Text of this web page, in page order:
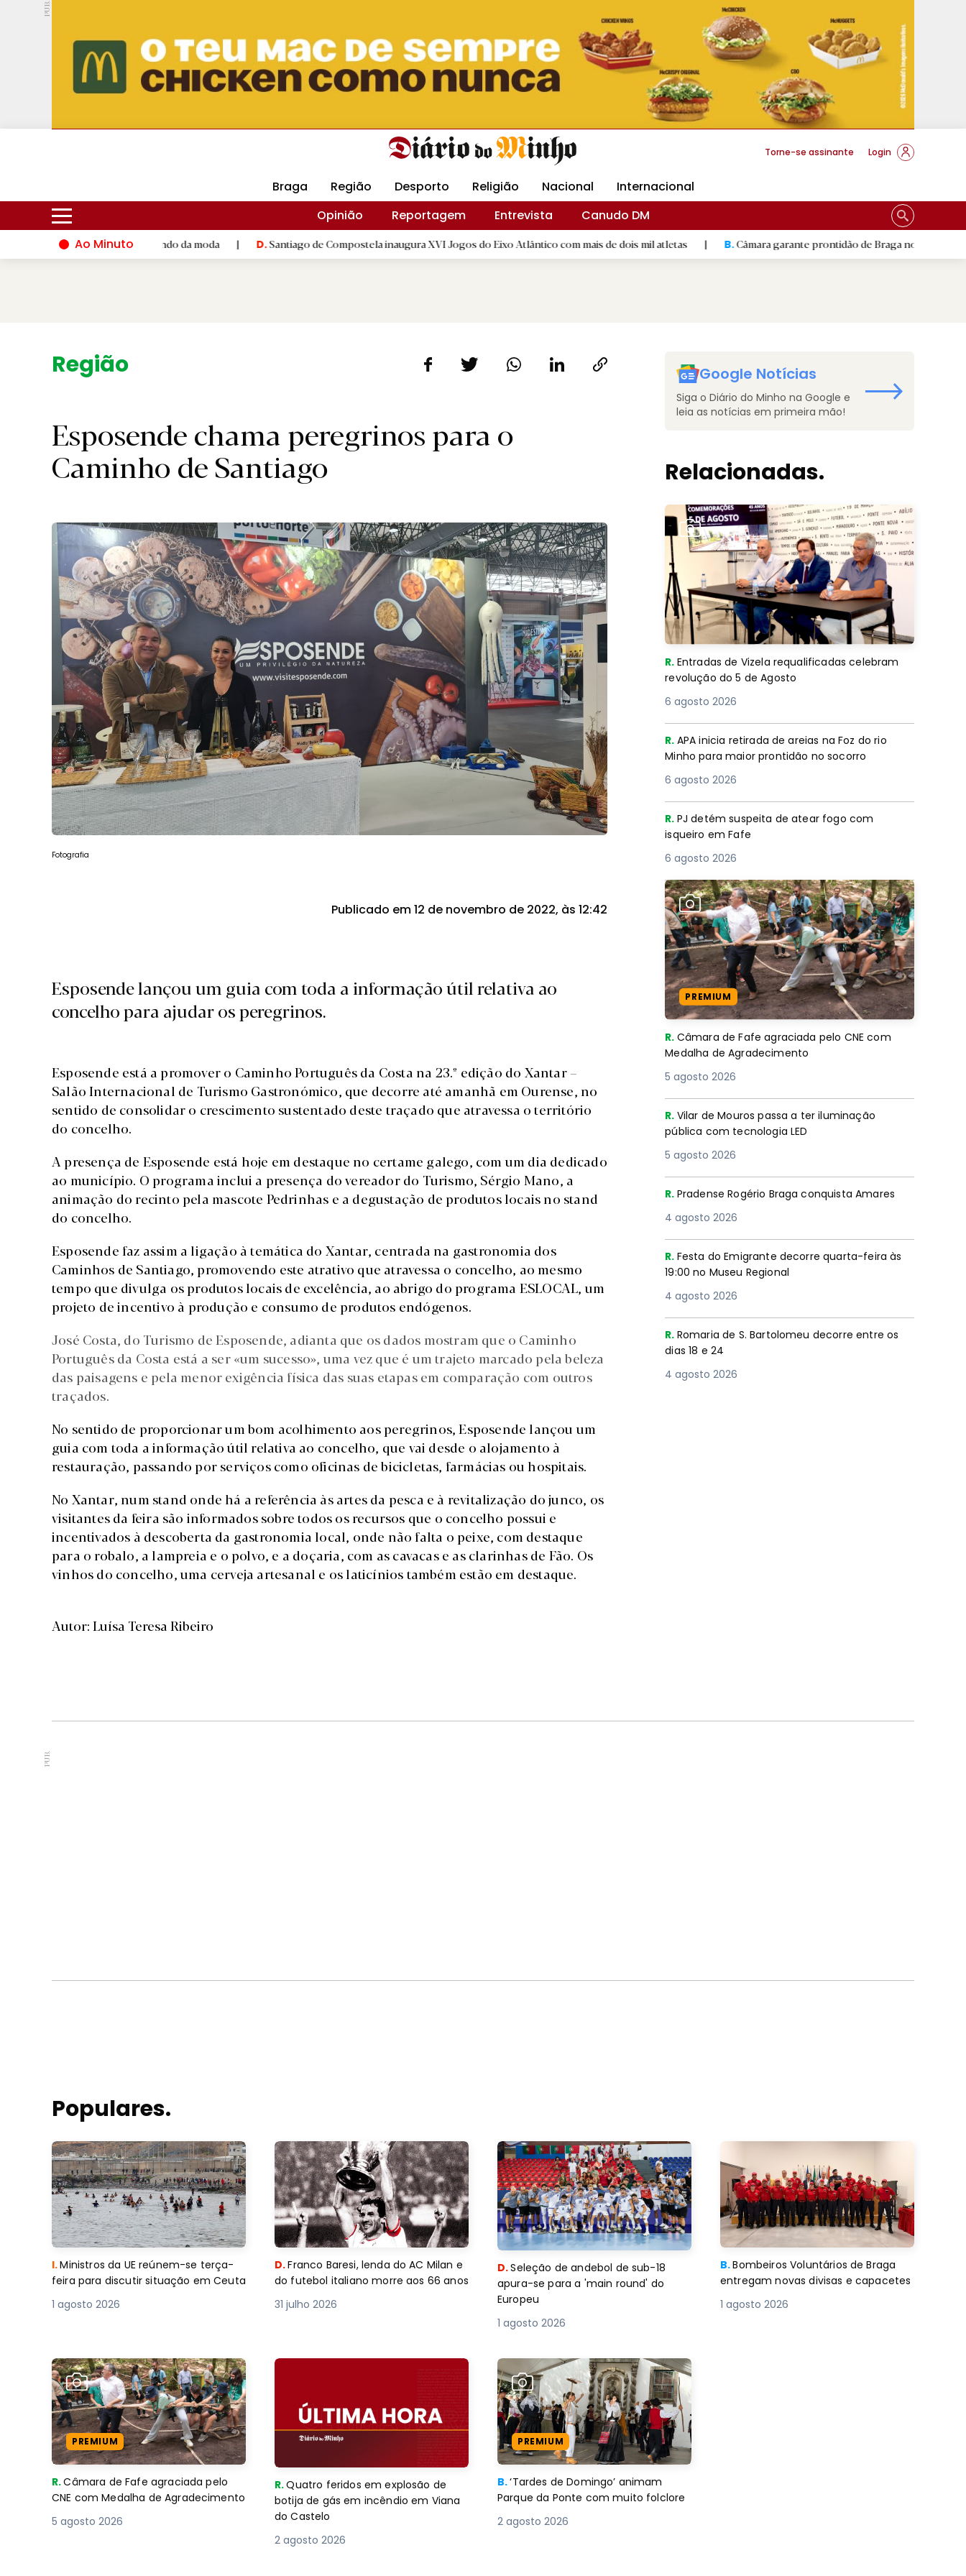
PUB.
Hoje 17ºC 30ºC DMtv Revista Minha Gráfica DM Livraria DM Arquidiocese Braga
Torne-se assinante Login
Braga Região Desporto Religião Nacional
Internacional
Opinião
Reportagem Entrevista
Canudo DM
Ao Minuto
e à inovação do mundo da moda | D.Santiago de Compostela inaugura XVI Jogos do Eixo Atlântico com mais de dois mil atletas | B.Câmara garante prontidão de Braga no resgate animal
Região.
Esposende chama peregrinos para o
Caminho de Santiago
Fotografia
Publicado em 12 de novembro de 2022, às 12:42
Esposende lançou um guia com toda a informação útil relativa ao
concelho para ajudar os peregrinos.
Esposende está a promover o Caminho Português da Costa na 23.º edição do Xantar –
Salão Internacional de Turismo Gastronómico, que decorre até amanhã em Ourense, no
sentido de consolidar o crescimento sustentado deste traçado que atravessa o território
do concelho.
A presença de Esposende está hoje em destaque no certame galego, com um dia dedicado
ao município. O programa inclui a presença do vereador do Turismo, Sérgio Mano, a
animação do recinto pela mascote Pedrinhas e a degustação de produtos locais no stand
do concelho.
Esposende faz assim a ligação à temática do Xantar, centrada na gastronomia dos
Caminhos de Santiago, promovendo este atrativo que atravessa o concelho, ao mesmo
tempo que divulga os produtos locais de excelência, ao abrigo do programa ESLOCAL, um
projeto de incentivo à produção e consumo de produtos endógenos.
José Costa, do Turismo de Esposende, adianta que os dados mostram que o Caminho
Português da Costa está a ser «um sucesso», uma vez que é um trajeto marcado pela beleza
das paisagens e pela menor exigência física das suas etapas em comparação com outros
traçados.
No sentido de proporcionar um bom acolhimento aos peregrinos, Esposende lançou um
guia com toda a informação útil relativa ao concelho, que vai desde o alojamento à
restauração, passando por serviços como oficinas de bicicletas, farmácias ou hospitais.
No Xantar, num stand onde há a referência às artes da pesca e à revitalização do junco, os
visitantes da feira são informados sobre todos os recursos que o concelho possui e
incentivados à descoberta da gastronomia local, onde não falta o peixe, com destaque
para o robalo, a lampreia e o polvo, e a doçaria, com as cavacas e as clarinhas de Fão. Os
vinhos do concelho, uma cerveja artesanal e os laticínios também estão em destaque.
Autor: Luísa Teresa Ribeiro
Google Notícias
Siga o Diário do Minho na Google e
leia as notícias em primeira mão!
Relacionadas.
R. Entradas de Vizela requalificadas celebram
revolução do 5 de Agosto
6 agosto 2026
R. APA inicia retirada de areias na Foz do rio
Minho para maior prontidão no socorro
6 agosto 2026
R. PJ detém suspeita de atear fogo com
isqueiro em Fafe
6 agosto 2026
PREMIUM
R. Câmara de Fafe agraciada pelo CNE com
Medalha de Agradecimento
5 agosto 2026
R. Vilar de Mouros passa a ter iluminação
pública com tecnologia LED
5 agosto 2026
R. Pradense Rogério Braga conquista Amares
4 agosto 2026
R. Festa do Emigrante decorre quarta-feira às
19:00 no Museu Regional
4 agosto 2026
R. Romaria de S. Bartolomeu decorre entre os
dias 18 e 24
4 agosto 2026
PUB.
Populares.
I.Ministros da UE reúnem-se terça-
feira para discutir situação em Ceuta
1 agosto 2026
D.Franco Baresi, lenda do AC Milan e
do futebol italiano morre aos 66 anos
31 julho 2026
D.Seleção de andebol de sub-18
apura-se para a 'main round' do
Europeu
1 agosto 2026
B.Bombeiros Voluntários de Braga
entregam novas divisas e capacetes
1 agosto 2026
PREMIUM
R.Câmara de Fafe agraciada pelo
CNE com Medalha de Agradecimento
5 agosto 2026
R.Quatro feridos em explosão de
botija de gás em incêndio em Viana
do Castelo
2 agosto 2026
PREMIUM
B.‘Tardes de Domingo’ animam
Parque da Ponte com muito folclore
2 agosto 2026